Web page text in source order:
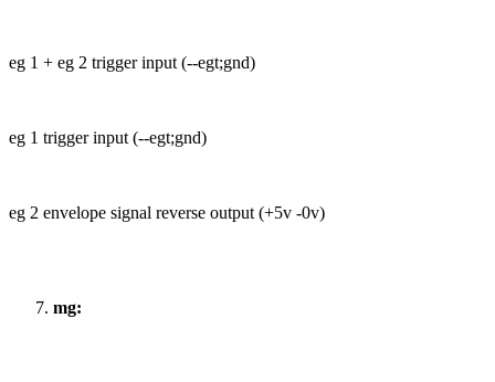
eg 1 + eg 2 trigger input (--egt;gnd)
eg 1 trigger input (--egt;gnd)
eg 2 envelope signal reverse output (+5v -0v)
mg: